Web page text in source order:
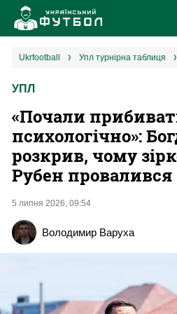
Новини
УПЛ
ukrfootball упл турнірна таблиця
УПЛ
«Почали
психологічно»:
розкрив, чому
Рубен
5 липня 2026, 09:54
Володимир Варуха